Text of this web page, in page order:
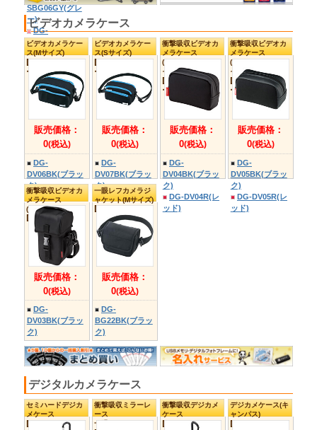
一眼レフデジカメケー
一眼レフデジカメ
ケース
(「GRID-IT!」付属)
CCS700シリ
ーズ>
販売価格：
0(税込)
一眼レフデジカメ
ケース
(バックパック・
販売価格：
0(税込)